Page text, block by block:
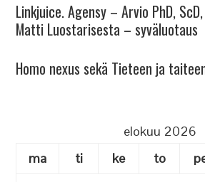
Linkjuice. Agensy – Arvio PhD,
Matti Luostarisesta – syväluotaus
Homo nexus sekä Tieteen ja
elokuu 2026
ma
ti ke to